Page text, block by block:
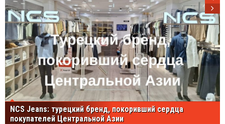
NCS Jeans: турецкий бренд, покоривший сердца
покупателей Центральной Азии